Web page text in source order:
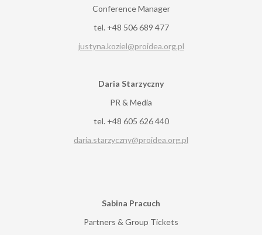
Conference Manager
tel. +48 506 689 477
justyna.koziel@proidea.org.pl
Daria Starzyczny
PR & Media
tel. +48 605 626 440
daria.starzyczny@proidea.org.pl
Sabina Pracuch
Partners & Group Tickets